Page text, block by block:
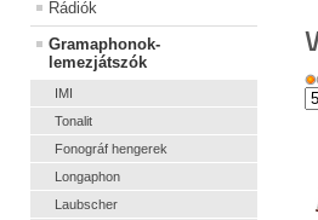
Rádiók
Gramaphonok-
lemezjátszók
IMI
Tonalit
Fonográf hengerek
Longaphon
Laubscher